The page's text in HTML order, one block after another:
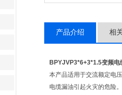
产品介绍 相
BPYJVP3*6+3*1.5变频电
本产品适用于交流额定电
电缆漏油引起火灾的危险